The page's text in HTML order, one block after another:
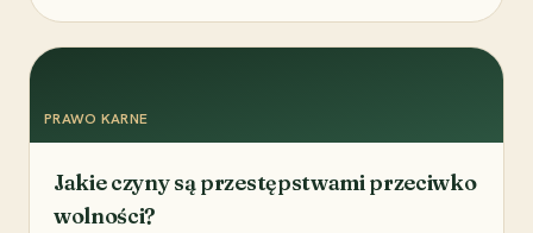
PRAWO KARNE
Jakie czyny są przestępstwami przeciwko
wolności?